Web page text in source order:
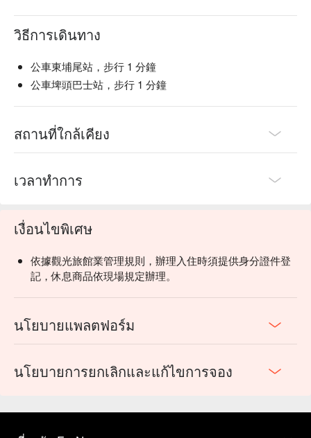
วิธีการเดินทาง
公車東埔尾站，步行 1 分鐘
公車埤頭巴士站，步行 1 分鐘
สถานที่ใกล้เคียง
เวลาทำการ
เงื่อนไขพิเศษ
依據觀光旅館業管理規則，辦理入住時須提供身分證件登
記，休息商品依現場規定辦理。
นโยบายแพลตฟอร์ม
นโยบายการยกเลิกและแก้ไขการจอง